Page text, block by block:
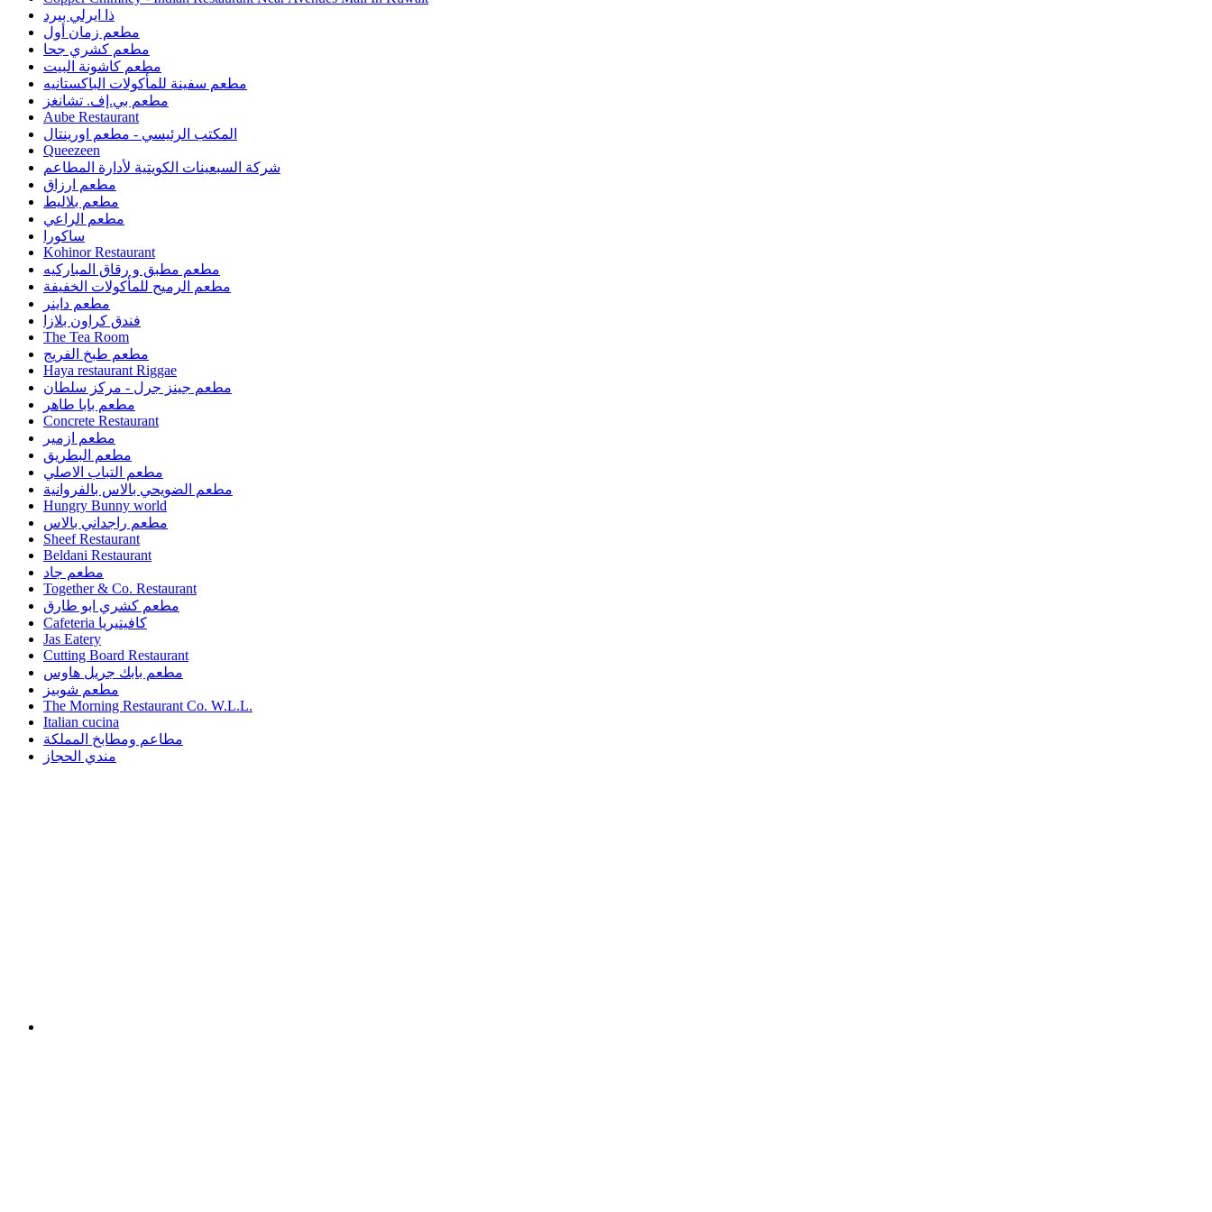
ذا ايرلي بيرد
مطعم زمان أول
مطعم كشري جحا
مطعم كاشونة البيت
مطعم سفينة للمأكولات الباكستانيه
مطعم بي.إف. تشانغز
Aube Restaurant
المكتب الرئيسي - مطعم اورينتال
Queezeen
شركة السبعينات الكويتية لأدارة المطاعم
مطعم ارزاق
مطعم بلاليط
مطعم الراعي
ساكورا
Kohinor Restaurant
مطعم مطبق و رقاق المباركيه
مطعم الرميح للمأكولات الخفيفة
مطعم داينر
فندق كراون بلازا
The Tea Room
مطعم طبخ الفريج
Haya restaurant Riggae
مطعم جينز جرل - مركز سلطان
مطعم بابا طاهر
Concrete Restaurant
مطعم ازمير
مطعم البطريق
مطعم التباب الاصلي
مطعم الضويحي بالاس بالفروانية
Hungry Bunny world
مطعم راجداني بالاس
Sheef Restaurant
Beldani Restaurant
مطعم جاد
Together & Co. Restaurant
مطعم كشري ابو طارق
Cafeteria كافيتيريا
Jas Eatery
Cutting Board Restaurant
مطعم بابك جريل هاوس
مطعم شوبيز
The Morning Restaurant Co. W.L.L.
Italian cucina
مطاعم ومطابخ المملكة
مندي الحجاز